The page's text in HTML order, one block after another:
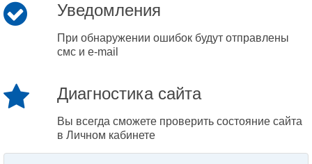
Уведомления
При обнаружении ошибок будут отправлены
смс и e-mail
Диагностика сайта
Вы всегда сможете проверить состояние сайта
в Личном кабинете